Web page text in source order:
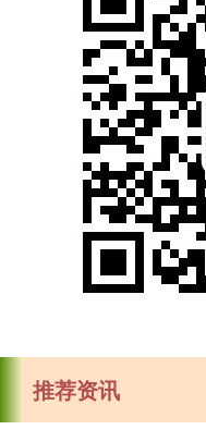
推荐资讯